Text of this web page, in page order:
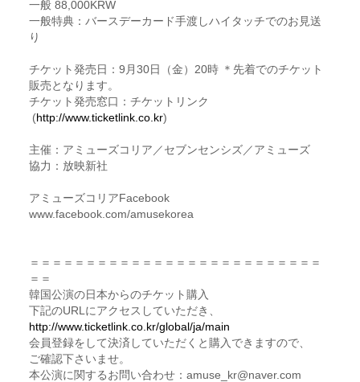
一般 88,000KRW
一般特典：バースデーカード手渡しハイタッチでのお見送
り
チケット発売日：9月30日（金）20時 ＊先着でのチケット
販売となります。
チケット発売窓口：チケットリンク
(http://www.ticketlink.co.kr)
主催：アミューズコリア／セブンセンシズ／アミューズ
協力：放映新社
アミューズコリアFacebook
www.facebook.com/amusekorea
＝＝＝＝＝＝＝＝＝＝＝＝＝＝＝＝＝＝＝＝＝＝＝＝＝＝
＝＝
韓国公演の日本からのチケット購入
下記のURLにアクセスしていただき、
http://www.ticketlink.co.kr/global/ja/main
会員登録をして決済していただくと購入できますので、
ご確認下さいませ。
本公演に関するお問い合わせ：amuse_kr@naver.com